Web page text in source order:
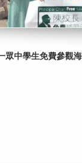
眾中學生免費參觀